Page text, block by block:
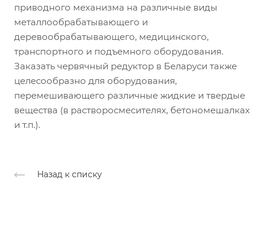
приводного механизма на различные виды
металлообрабатывающего и
деревообрабатывающего, медицинского,
транспортного и подъемного оборудования.
Заказать червячный редуктор в Беларуси также
целесообразно для оборудования,
перемешивающего различные жидкие и твердые
вещества (в растворосмесителях, бетономешалках
и т.п.).
Назад к списку